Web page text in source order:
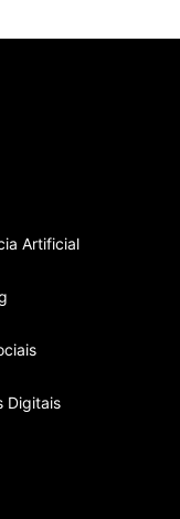
Artificial
Digitais